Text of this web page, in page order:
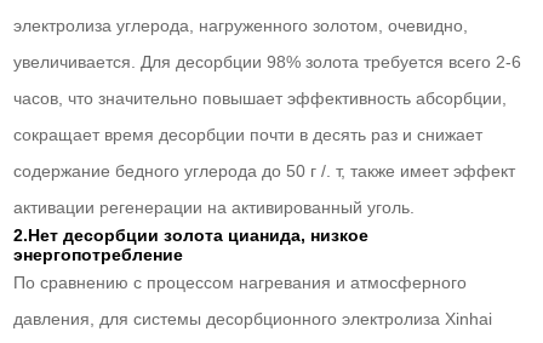
электролиза углерода, нагруженного золотом, очевидно,
увеличивается. Для десорбции 98% золота требуется всего 2-6
часов, что значительно повышает эффективность абсорбции,
сокращает время десорбции почти в десять раз и снижает
содержание бедного углерода до 50 г /. т, также имеет эффект
активации регенерации на активированный уголь.
2.Нет десорбции золота цианида, низкое
энергопотребление
По сравнению с процессом нагревания и атмосферного
давления, для системы десорбционного электролиза Xinhai